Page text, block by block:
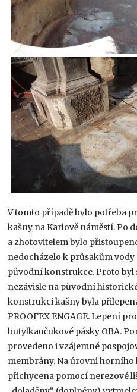
V tomto případě bylo potřeba
kašny na Karlově náměstí. Po
a zhotovitelem bylo
nedocházelo k průsakům vody
původní konstrukce. Proto byl
nezávisle na původní
konstrukci kašny byla
PROOFEX ENGAGE. Lepení
butylkaučukové pásky OBA.
provedeno i vzájemné
membrány. Na úrovni horního
přichycena pomocí nerezové